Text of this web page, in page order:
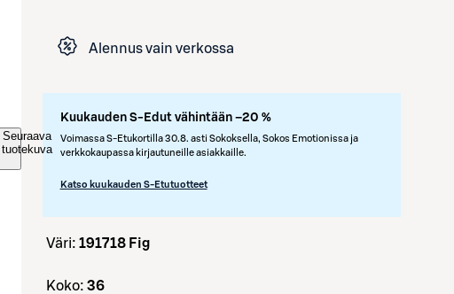
Avaa tuotekuva suurennettuna
Seuraava
tuotekuva
Alennus vain verkossa
Kuukauden S-Edut vähintään –20 %
Voimassa S-Etukortilla 30.8. asti Sokoksella, Sokos Emotionissa ja
verkkokaupassa kirjautuneille asiakkaille.
Katso kuukauden S-Etutuotteet
väri: 191718 Fig
koko: 36